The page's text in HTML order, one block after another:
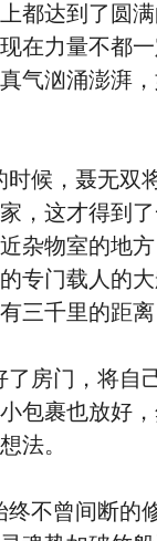
都达到了圆
在力量不都一
气汹涌澎湃
，聂无双将
，这才得到
杂物室的地
专门载人的
三千里的距离
门，将自己
包裹也放好
法。
曾间断的修